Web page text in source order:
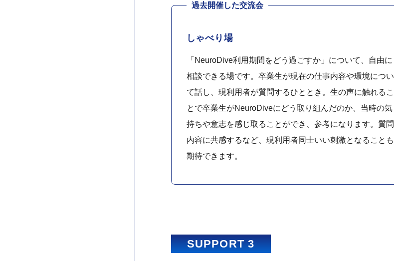
過去開催した交流会
しゃべり場
「NeuroDive利用期間をどう過ごすか」について、自由に
相談できる場です。卒業生が現在の仕事内容や環境につい
て話し、現利用者が質問するひととき。生の声に触れるこ
とで卒業生がNeuroDiveにどう取り組んだのか、当時の気
持ちや意志を感じ取ることができ、参考になります。質問
内容に共感するなど、現利用者同士いい刺激となることも
期待できます。
SUPPORT 3